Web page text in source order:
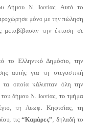
Δήμου Ν. Ιωνίας. Αυτό το
μόνο με την πώληση
μεταβίβασαν την έκταση σε
το Ελληνικό Δημόσιο, την
αυτής για τη στεγαστική
οποία κάλυπταν όλη την
του δήμου Ν. Ιωνίας, το τμήμα
τη Λεωφ. Κηφισίας, τη
τις“Καμάρες”, δηλαδή το